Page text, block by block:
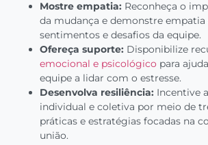
Mostre empatia: Reconheça o
da mudança e demonstre
sentimentos e desafios da equipe.
Ofereça suporte: Disponibilize
emocional e psicológico para
equipe a lidar com o estresse.
Desenvolva resiliência: Incentive
individual e coletiva por meio de
práticas e estratégias focadas na
união.